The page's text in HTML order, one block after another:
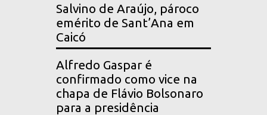
Salvino de Araújo, pároco
emérito de Sant’Ana em
Caicó
Alfredo Gaspar é
confirmado como vice na
chapa de Flávio Bolsonaro
para a presidência